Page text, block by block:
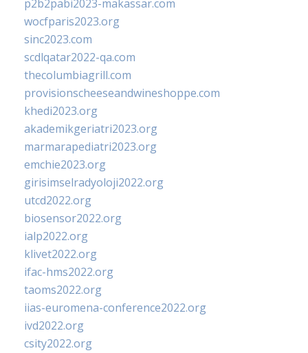
p2b2pabi2023-makassar.com
wocfparis2023.org
sinc2023.com
scdlqatar2022-qa.com
thecolumbiagrill.com
provisionscheeseandwineshoppe.com
khedi2023.org
akademikgeriatri2023.org
marmarapediatri2023.org
emchie2023.org
girisimselradyoloji2022.org
utcd2022.org
biosensor2022.org
ialp2022.org
klivet2022.org
ifac-hms2022.org
taoms2022.org
iias-euromena-conference2022.org
ivd2022.org
csity2022.org